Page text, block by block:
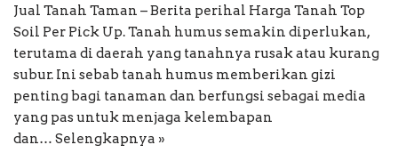
Jual Tanah Taman – Berita perihal Harga Tanah Top
Soil Per Pick Up. Tanah humus semakin diperlukan,
terutama di daerah yang tanahnya rusak atau kurang
subur. Ini sebab tanah humus memberikan gizi
penting bagi tanaman dan berfungsi sebagai media
yang pas untuk menjaga kelembapan
dan… Selengkapnya »